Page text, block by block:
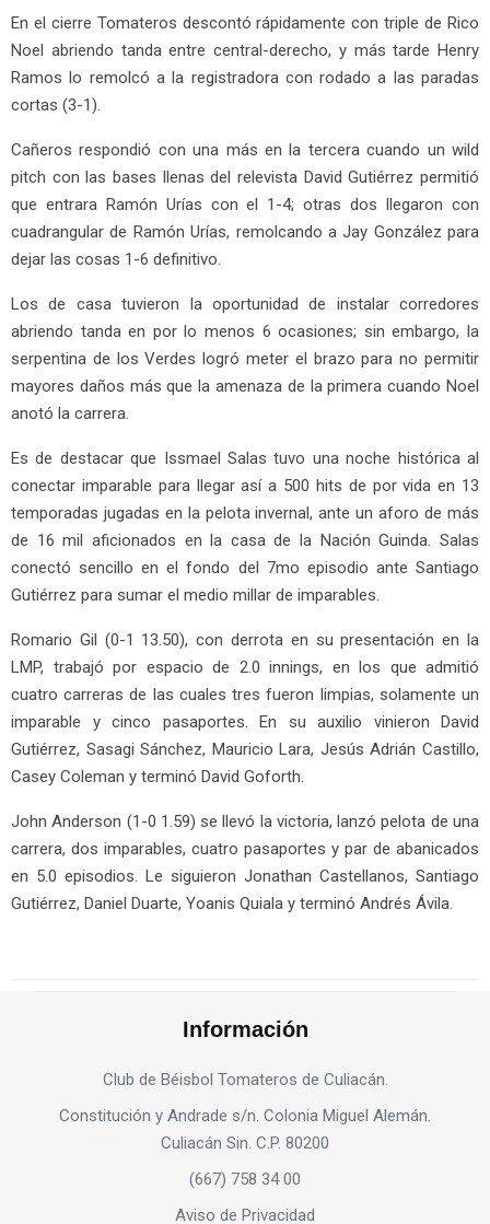
En el cierre Tomateros descontó rápidamente con triple de Rico
Noel abriendo tanda entre central-derecho, y más tarde Henry
Ramos lo remolcó a la registradora con rodado a las paradas
cortas (3-1).
Cañeros respondió con una más en la tercera cuando un wild
pitch con las bases llenas del relevista David Gutiérrez permitió
que entrara Ramón Urías con el 1-4; otras dos llegaron con
cuadrangular de Ramón Urías, remolcando a Jay González para
dejar las cosas 1-6 definitivo.
Los de casa tuvieron la oportunidad de instalar corredores
abriendo tanda en por lo menos 6 ocasiones; sin embargo, la
serpentina de los Verdes logró meter el brazo para no permitir
mayores daños más que la amenaza de la primera cuando Noel
anotó la carrera.
Es de destacar que Issmael Salas tuvo una noche histórica al
conectar imparable para llegar así a 500 hits de por vida en 13
temporadas jugadas en la pelota invernal, ante un aforo de más
de 16 mil aficionados en la casa de la Nación Guinda. Salas
conectó sencillo en el fondo del 7mo episodio ante Santiago
Gutiérrez para sumar el medio millar de imparables.
Romario Gil (0-1 13.50), con derrota en su presentación en la
LMP, trabajó por espacio de 2.0 innings, en los que admitió
cuatro carreras de las cuales tres fueron limpias, solamente un
imparable y cinco pasaportes. En su auxilio vinieron David
Gutiérrez, Sasagi Sánchez, Mauricio Lara, Jesús Adrián Castillo,
Casey Coleman y terminó David Goforth.
John Anderson (1-0 1.59) se llevó la victoria, lanzó pelota de una
carrera, dos imparables, cuatro pasaportes y par de abanicados
en 5.0 episodios. Le siguieron Jonathan Castellanos, Santiago
Gutiérrez, Daniel Duarte, Yoanis Quiala y terminó Andrés Ávila.
Información
Club de Béisbol Tomateros de Culiacán.
Constitución y Andrade s/n. Colonia Miguel Alemán.
Culiacán Sin. C.P. 80200
(667) 758 34 00
Aviso de Privacidad